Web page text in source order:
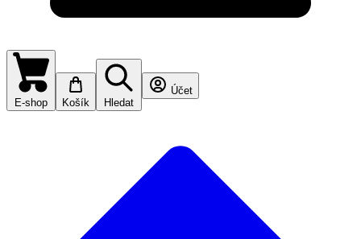
E-shop Košík Hledat
Účet